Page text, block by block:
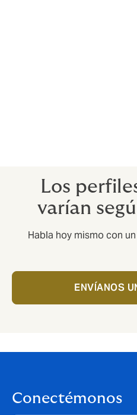
Los
varían
Habla hoy mismo con
ENVÍANOS
Conectémonos